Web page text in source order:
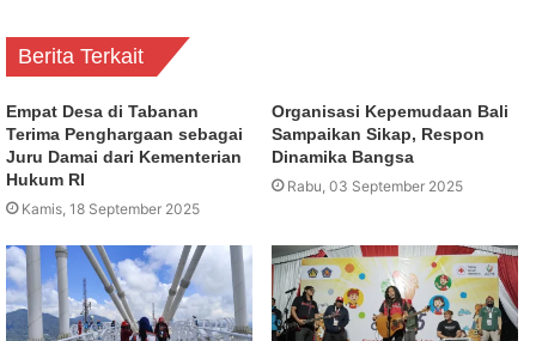
Berita Terkait
Empat Desa di Tabanan
Terima Penghargaan sebagai
Juru Damai dari Kementerian
Hukum RI
Kamis, 18 September 2025
Organisasi Kepemudaan Bali
Sampaikan Sikap, Respon
Dinamika Bangsa
Rabu, 03 September 2025